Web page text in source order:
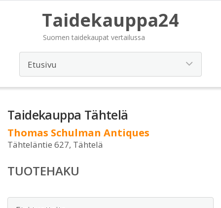
Taidekauppa24
Suomen taidekaupat vertailussa
Taidekauppa Tähtelä
Thomas Schulman Antiques
Tähteläntie 627, Tähtelä
TUOTEHAKU